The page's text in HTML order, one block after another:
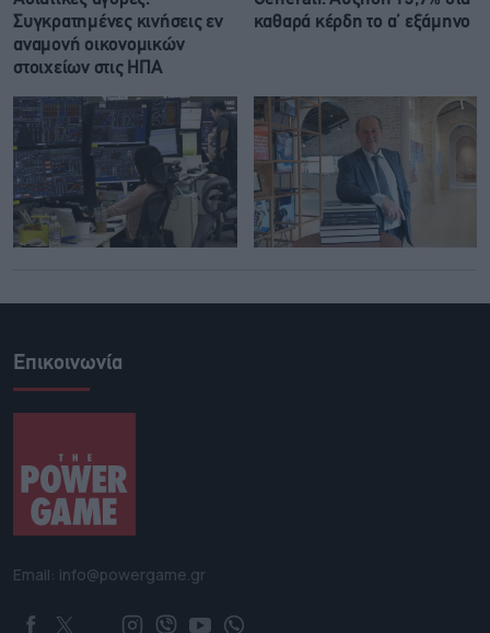
Συγκρατημένες κινήσεις εν
αναμονή οικονομικών
στοιχείων στις ΗΠΑ
καθαρά κέρδη το α’ εξάμηνο
Επικοινωνία
Email: info@powergame.gr